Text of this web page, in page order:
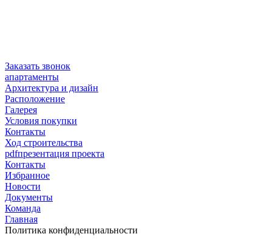
Заказать звонок
апартаменты
Архитектура и дизайн
Расположение
Галерея
Условия покупки
Контакты
Ход строительства
pdfпрезентация проекта
Контакты
Избранное
Новости
Документы
Команда
Главная
Политика конфиденциальности